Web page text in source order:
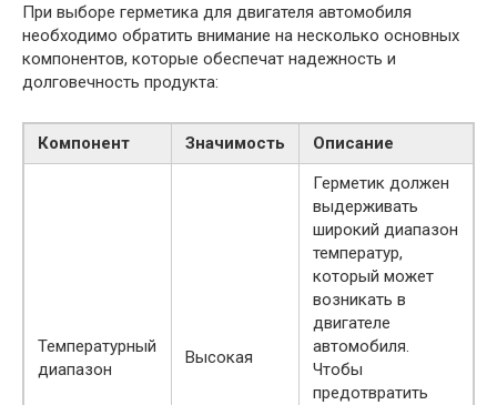
При выборе герметика для двигателя автомобиля
необходимо обратить внимание на несколько основных
компонентов, которые обеспечат надежность и
долговечность продукта:
Компонент Значимость Описание
Температурный
диапазон
Высокая
Герметик должен
выдерживать
широкий диапазон
температур,
который может
возникать в
двигателе
автомобиля.
Чтобы
предотвратить